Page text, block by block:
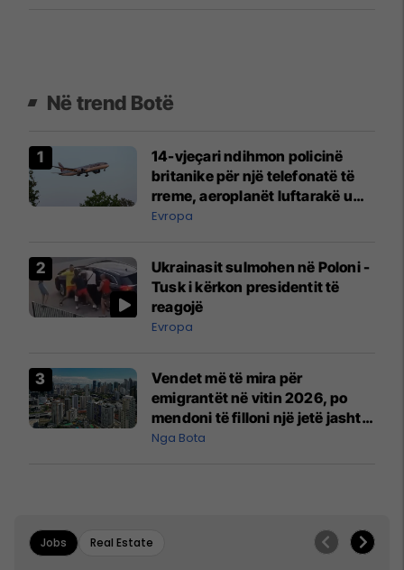
Në trend Botë
14-vjeçari ndihmon policinë
britanike për një telefonatë të
rreme, aeroplanët luftarakë u
ngritën në ajër për të
Mançesterit
Evropa
Ukrainasit sulmohen në Poloni -
Tusk i kërkon presidentit të
reagojë
Evropa
Vendet më të mira për
emigrantët në vitin 2026, po
mendoni të filloni një jetë jashtë
vendit?
Nga Bota
Jobs Real Estate